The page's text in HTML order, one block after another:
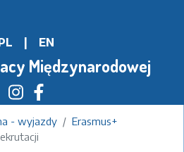
treści
Międzynarodowej
EN
- wyjazdy
Erasmus+